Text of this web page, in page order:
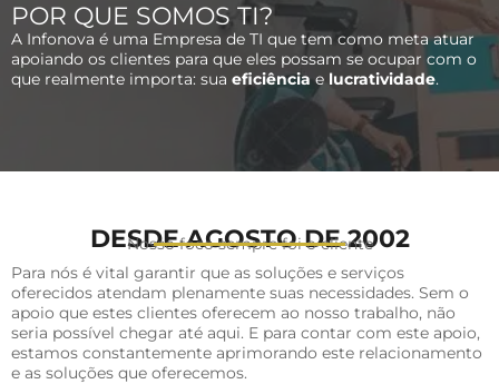
POR QUE SOMOS TI?
A Infonova é uma Empresa de TI que tem como meta atuar
apoiando os clientes para que eles possam se ocupar com o
que realmente importa: sua eficiênciae lucratividade.
DESDE AGOSTO DE 2002
Nosso foco sempre foi o cliente
Para nós é vital garantir que as soluções e serviços
oferecidos atendam plenamente suas necessidades. Sem o
apoio que estes clientes oferecem ao nosso trabalho, não
seria possível chegar até aqui. E para contar com este apoio,
estamos constantemente aprimorando este relacionamento
e as soluções que oferecemos.